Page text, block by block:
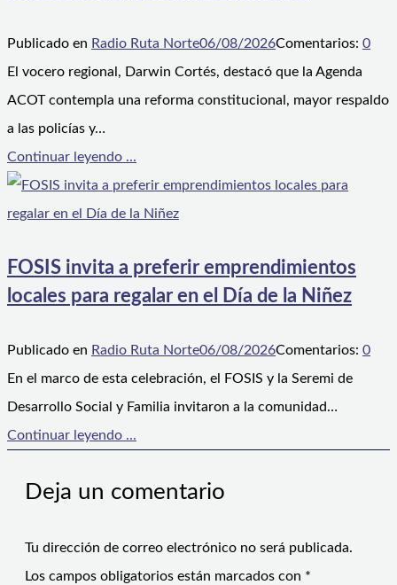
Publicado en Radio Ruta Norte06/08/2026Comentarios: 0
El vocero regional, Darwin Cortés, destacó que la Agenda
ACOT contempla una reforma constitucional, mayor respaldo
a las policías y…
Continuar leyendo ...
FOSIS invita a preferir emprendimientos
locales para regalar en el Día de la Niñez
Publicado en Radio Ruta Norte06/08/2026Comentarios: 0
En el marco de esta celebración, el FOSIS y la Seremi de
Desarrollo Social y Familia invitaron a la comunidad…
Continuar leyendo ...
Deja un comentario
Tu dirección de correo electrónico no será publicada.
Los campos obligatorios están marcados con *